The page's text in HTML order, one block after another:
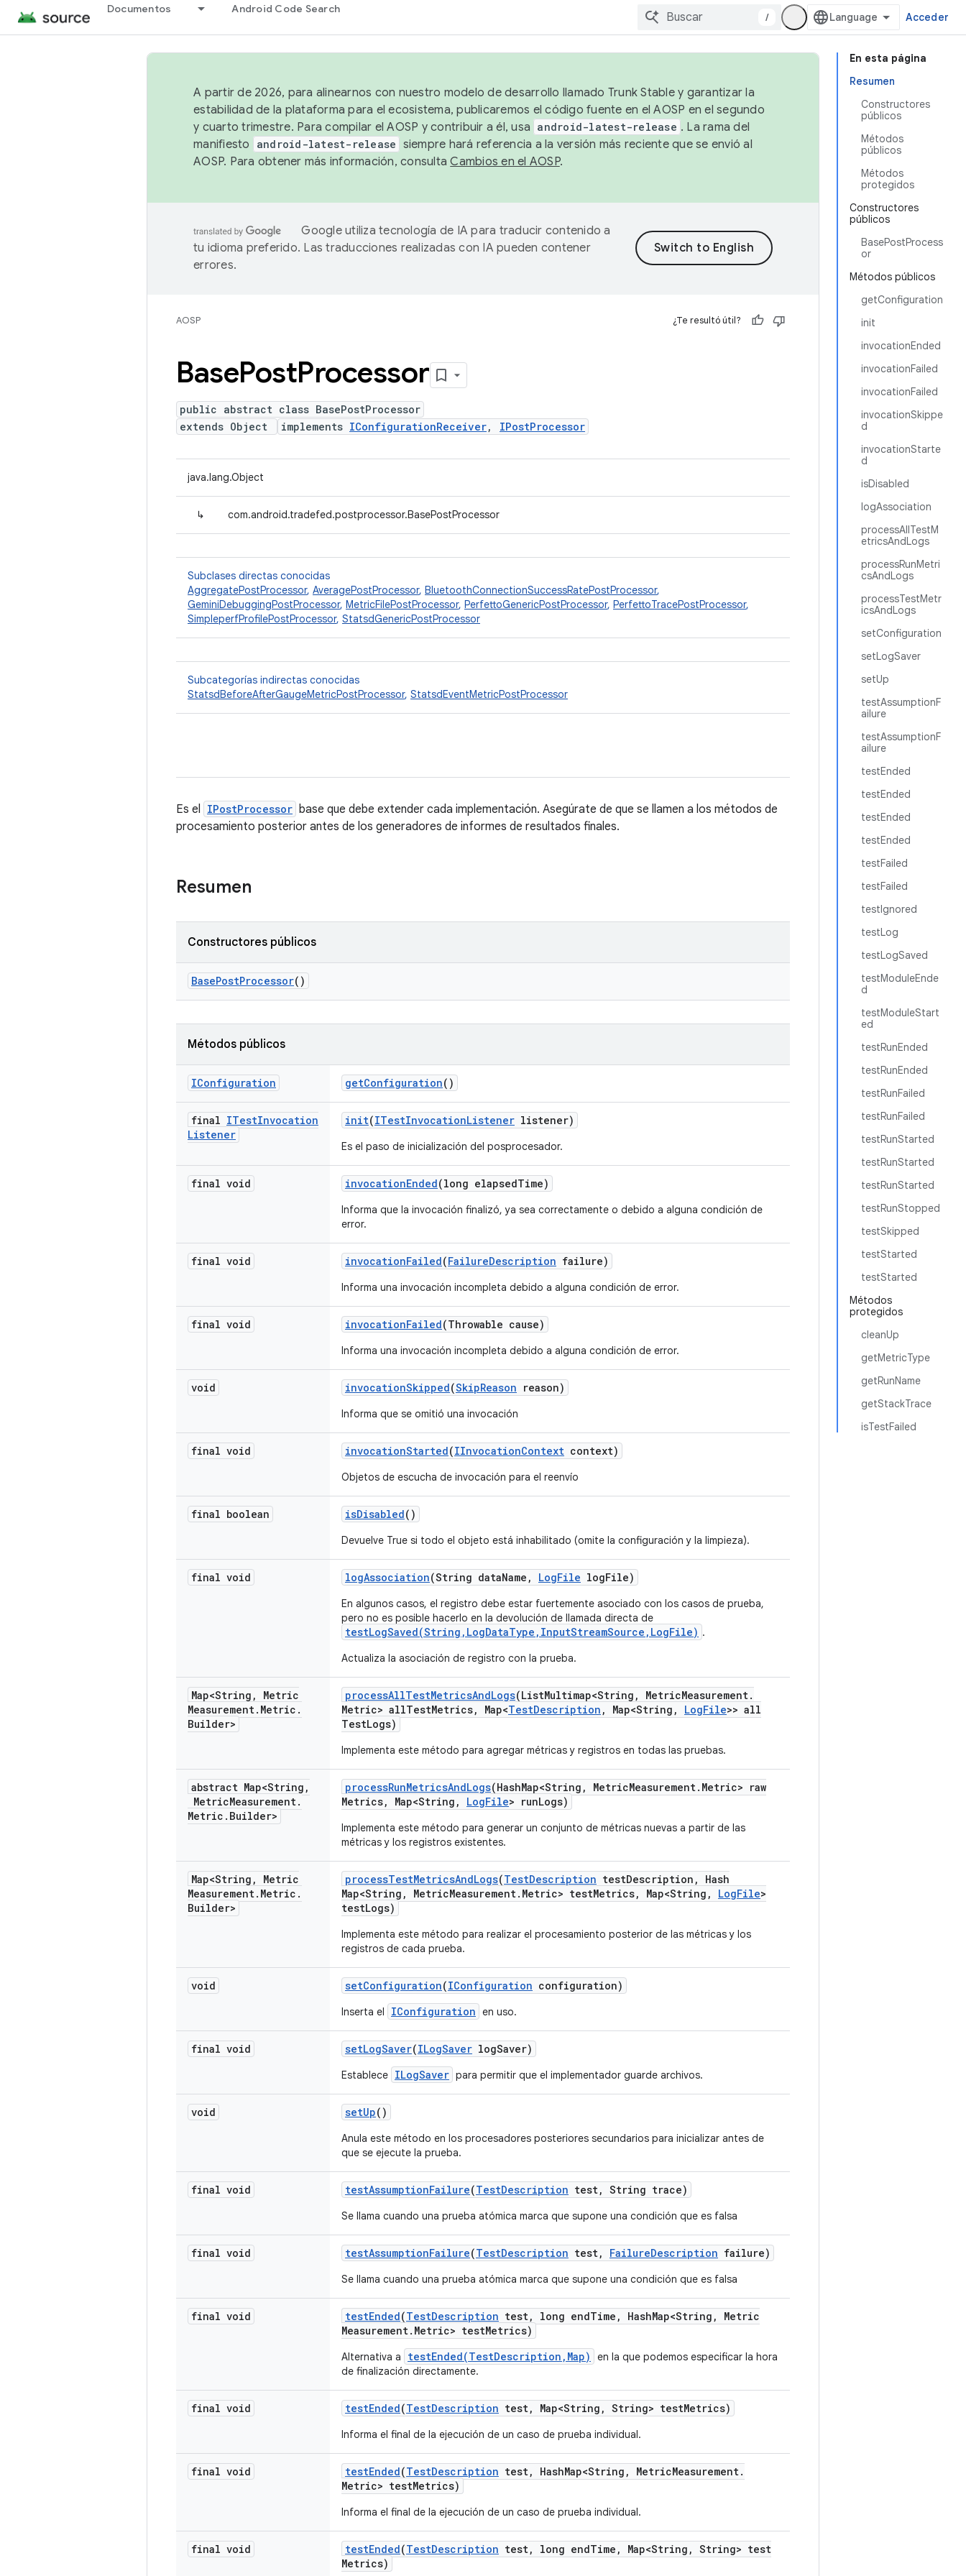
Documentos Android Code Search
/ Acceder
En esta página
Resumen
Constructores
públicos
Métodos
públicos
Métodos
protegidos
Constructores
públicos
BasePostProcess
or
Métodos públicos
getConfiguration
init
invocationEnded
invocationFailed
invocationFailed
invocationSkippe
d
invocationStarte
d
isDisabled
logAssociation
processAllTestM
etricsAndLogs
processRunMetri
csAndLogs
processTestMetr
icsAndLogs
setConfiguration
setLogSaver
setUp
testAssumptionF
ailure
testAssumptionF
ailure
testEnded
testEnded
testEnded
testEnded
testFailed
testFailed
testIgnored
testLog
testLogSaved
testModuleEnde
d
testModuleStart
ed
testRunEnded
testRunEnded
testRunFailed
testRunFailed
testRunStarted
testRunStarted
testRunStarted
testRunStopped
testSkipped
testStarted
testStarted
Métodos
protegidos
cleanUp
getMetricType
getRunName
getStackTrace
isTestFailed
A partir de 2026, para alinearnos con nuestro modelo de desarrollo llamado Trunk Stable y garantizar la
estabilidad de la plataforma para el ecosistema, publicaremos el código fuente en el AOSP en el segundo
y cuarto trimestre. Para compilar el AOSP y contribuir a él, usa android-latest-release . La rama del
manifiesto
android-latest-release siempre hará referencia a la versión más reciente que se envió al
AOSP. Para obtener más información, consultaCambios en el AOSP.
Google utiliza tecnología de IA para traducir contenido a
tu idioma preferido. Las traducciones realizadas con IA pueden contener
errores.
AOSP ¿Te resultó útil?
BasePostProcessor
public abstract class BasePostProcessor
extends Object
implements IConfigurationReceiver, IPostProcessor
java.lang.Object
↳ com.android.tradefed.postprocessor.BasePostProcessor
Subclases directas conocidas
AggregatePostProcessor, AveragePostProcessor, BluetoothConnectionSuccessRatePostProcessor,
GeminiDebuggingPostProcessor, MetricFilePostProcessor, PerfettoGenericPostProcessor, PerfettoTracePostProcessor,
SimpleperfProfilePostProcessor, StatsdGenericPostProcessor
Subcategorías indirectas conocidas
StatsdBeforeAfterGaugeMetricPostProcessor, StatsdEventMetricPostProcessor
Es el IPostProcessor base que debe extender cada implementación. Asegúrate de que se llamen a los métodos de
procesamiento posterior antes de los generadores de informes de resultados finales.
Resumen
Constructores públicos
BasePostProcessor()
Métodos públicos
IConfiguration getConfiguration()
final ITestInvocation
Listener
init(ITestInvocationListener listener)
Es el paso de inicialización del posprocesador.
final void invocationEnded(long elapsedTime)
Informa que la invocación finalizó, ya sea correctamente o debido a alguna condición de
error.
final void invocationFailed(FailureDescription failure)
Informa una invocación incompleta debido a alguna condición de error.
final void invocationFailed(Throwable cause)
Informa una invocación incompleta debido a alguna condición de error.
void invocationSkipped(SkipReason reason)
Informa que se omitió una invocación
final void invocationStarted(IInvocationContext context)
Objetos de escucha de invocación para el reenvío
final boolean isDisabled()
Devuelve True si todo el objeto está inhabilitado (omite la configuración y la limpieza).
final void logAssociation(String dataName , LogFile logFile)
En algunos casos, el registro debe estar fuertemente asociado con los casos de prueba,
pero no es posible hacerlo en la devolución de llamada directa de
testLogSaved(String,LogDataType,InputStreamSource,LogFile) .
Actualiza la asociación de registro con la prueba.
Map<String ,
Metric
Measurement. Metric .
Builder>
processAllTestMetricsAndLogs(ListMultimap<String , MetricMeasurement.
Metric> allTestMetrics, Map<TestDescription , Map<String , LogFile>> all
TestLogs)
Implementa este método para agregar métricas y registros en todas las pruebas.
abstract Map<String ,
MetricMeasurement.
Metric . Builder>
processRunMetricsAndLogs(HashMap<String , MetricMeasurement. Metric> raw
Metrics, Map<String , LogFile> runLogs)
Implementa este método para generar un conjunto de métricas nuevas a partir de las
métricas y los registros existentes.
Map<String ,
Metric
Measurement. Metric .
Builder>
processTestMetricsAndLogs(TestDescription testDescription ,
Hash
Map<String , MetricMeasurement. Metric> testMetrics, Map<String , LogFile>
testLogs)
Implementa este método para realizar el procesamiento posterior de las métricas y los
registros de cada prueba.
void setConfiguration(IConfiguration configuration)
Inserta el IConfiguration en uso.
final void setLogSaver(ILogSaver logSaver)
Establece ILogSaver para permitir que el implementador guarde archivos.
void setUp()
Anula este método en los procesadores posteriores secundarios para inicializar antes de
que se ejecute la prueba.
final void testAssumptionFailure(TestDescription test, String trace)
Se llama cuando una prueba atómica marca que supone una condición que es falsa
final void testAssumptionFailure(TestDescription test, FailureDescription failure)
Se llama cuando una prueba atómica marca que supone una condición que es falsa
final void testEnded(TestDescription test, long endTime , HashMap<String ,
Metric
Measurement. Metric> testMetrics)
Alternativa a testEnded(TestDescription,Map)
en la que podemos especificar la hora
de finalización directamente.
final void testEnded(TestDescription test, Map<String , String> testMetrics)
Informa el final de la ejecución de un caso de prueba individual.
final void testEnded(TestDescription test, HashMap<String , MetricMeasurement.
Metric> testMetrics)
Informa el final de la ejecución de un caso de prueba individual.
final void testEnded(TestDescription test, long endTime , Map<String , String> test
Metrics)